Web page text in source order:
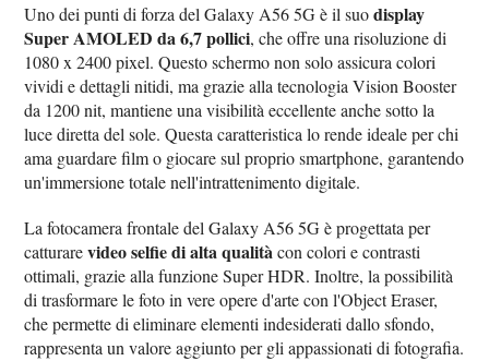
Uno dei punti di forza del Galaxy A56 5G è il suodisplay
Super AMOLED da 6,7 pollici, che offre una risoluzione di
1080 x 2400 pixel. Questo schermo non solo assicura colori
vividi e dettagli nitidi, ma grazie alla tecnologia Vision Booster
da 1200 nit, mantiene una visibilità eccellente anche sotto la
luce diretta del sole. Questa caratteristica lo rende ideale per chi
ama guardare film o giocare sul proprio smartphone, garantendo
un'immersione totale nell'intrattenimento digitale.
La fotocamera frontale del Galaxy A56 5G è progettata per
catturarevideo selfie di alta qualitàcon colori e contrasti
ottimali, grazie alla funzione Super HDR. Inoltre, la possibilità
di trasformare le foto in vere opere d'arte con l'Object Eraser,
che permette di eliminare elementi indesiderati dallo sfondo,
rappresenta un valore aggiunto per gli appassionati di fotografia.